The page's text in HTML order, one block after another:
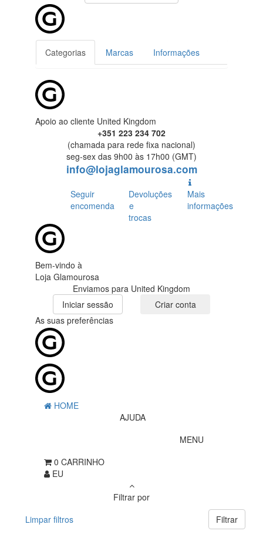
Categorias Marcas Informações
Apoio ao cliente United Kingdom
+351 223 234 702
(chamada para rede fixa nacional)
seg-sex das 9h00 às 17h00 (GMT)
info@lojaglamourosa.com
Seguir
encomenda
Devoluções
e
trocas
Mais
informações
Bem-vindo à
Loja Glamourosa
Enviamos para United Kingdom
Iniciar sessão
Criar conta
As suas preferências
HOME
AJUDA
MENU
0 CARRINHO
EU
Filtrar por
Limpar filtros
Filtrar